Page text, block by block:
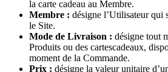
la carte cadeau au Membre.
Membre : désigne l’Utilisateur qui
le Site.
Mode de Livraison : désigne tout
Produits ou des cartescadeaux,
moment de la Commande.
Prix : désigne la valeur unitaire